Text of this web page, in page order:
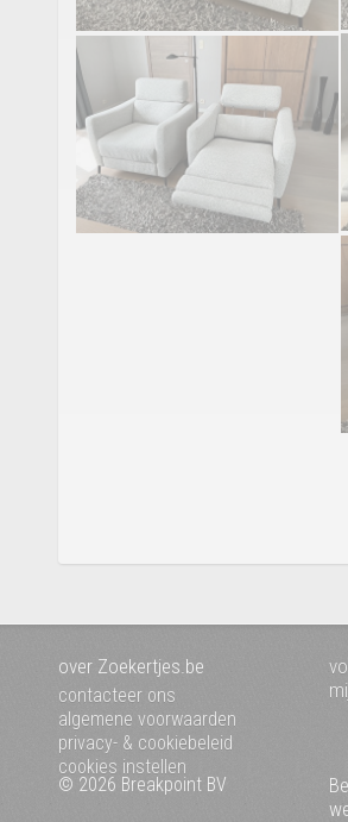
over Zoekertjes.be
contacteer ons
algemene voorwaarden
privacy- & cookiebeleid
cookies instellen
© 2026 Breakpoint BV